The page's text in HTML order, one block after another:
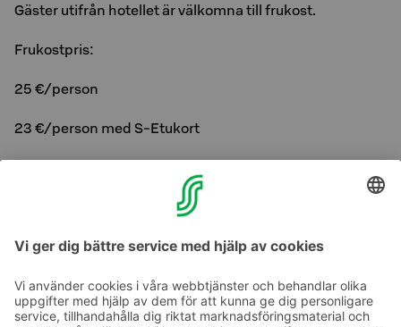
Gäster utifrån hotellet är välkomna till frukost.
Frukostpris:
25 €/person
23 €/person med S-Etukort
Frukost betalas i hotellets reception.